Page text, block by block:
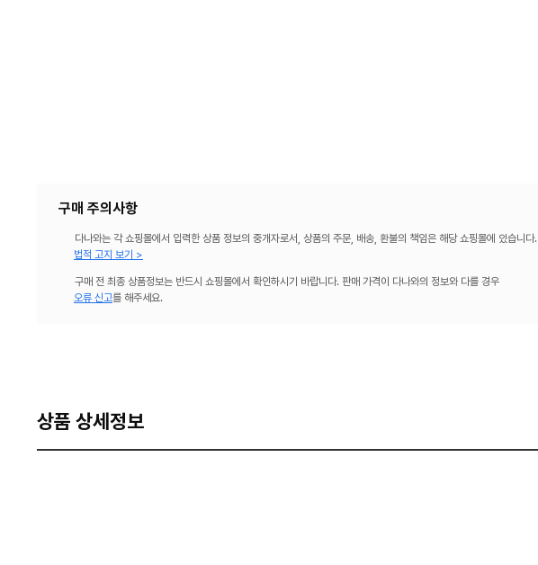
구매 주의사항
다나와는 각 쇼핑몰에서 입력한 상품 정보의 중개자로서, 상품의 주문, 배송, 환불의 책임은 해당 쇼핑몰에 있습니다.
법적 고지 보기 >
구매 전 최종 상품정보는 반드시 쇼핑몰에서 확인하시기 바랍니다. 판매 가격이 다나와의 정보와 다를 경우
오류 신고를 해주세요.
상품 상세정보